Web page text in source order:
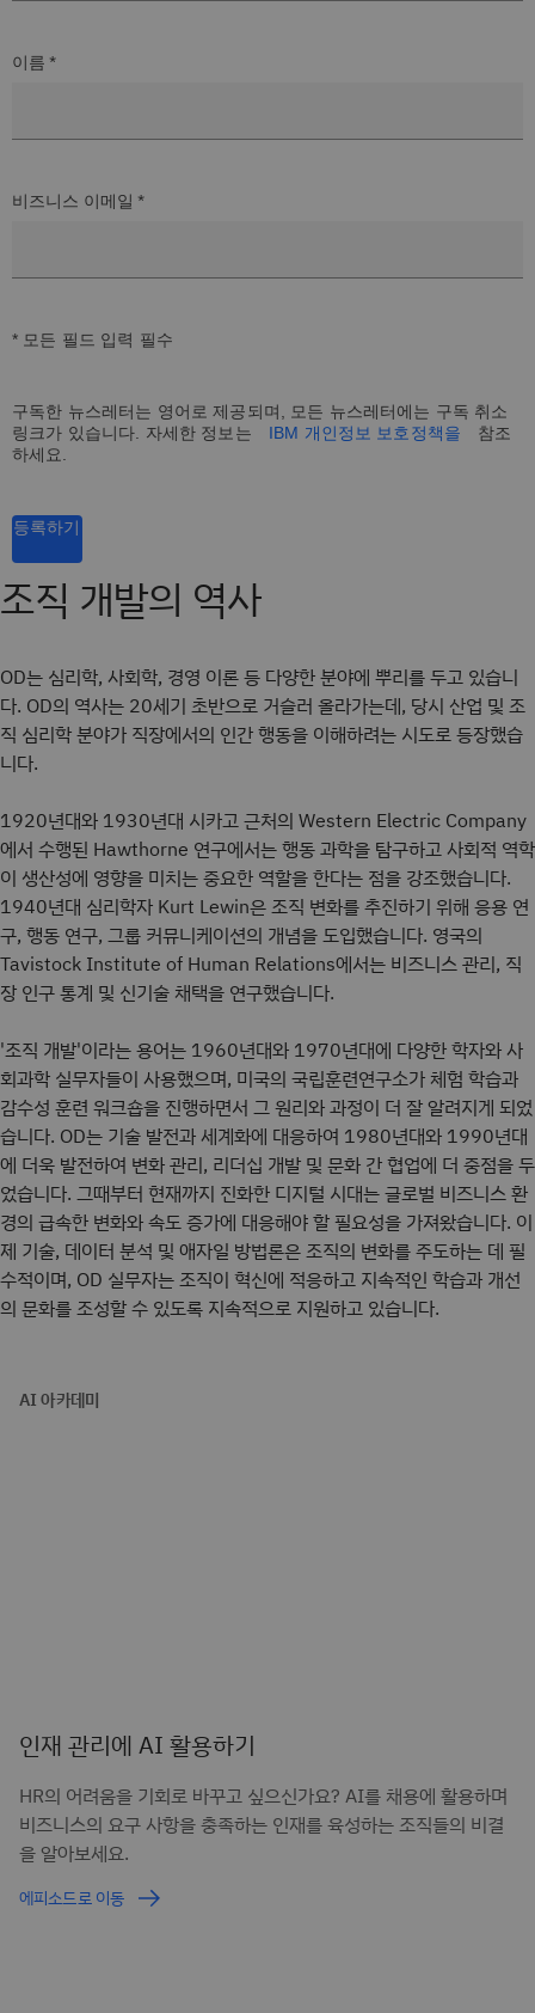
이름 *
비즈니스 이메일 *
* 모든 필드 입력 필수
구독한 뉴스레터는 영어로 제공되며, 모든 뉴스레터에는 구독 취소
링크가 있습니다. 자세한 정보는
IBM 개인정보 보호정책을
참조
하세요.
등록하기
조직 개발의 역사
OD는 심리학, 사회학, 경영 이론 등 다양한 분야에 뿌리를 두고 있습니
다. OD의 역사는 20세기 초반으로 거슬러 올라가는데, 당시 산업 및 조
직 심리학 분야가 직장에서의 인간 행동을 이해하려는 시도로 등장했습
니다.
1920년대와 1930년대 시카고 근처의 Western Electric Company
에서 수행된 Hawthorne 연구에서는 행동 과학을 탐구하고 사회적 역학
이 생산성에 영향을 미치는 중요한 역할을 한다는 점을 강조했습니다.
1940년대 심리학자 Kurt Lewin은 조직 변화를 추진하기 위해 응용 연
구, 행동 연구, 그룹 커뮤니케이션의 개념을 도입했습니다. 영국의
Tavistock Institute of Human Relations에서는 비즈니스 관리, 직
장 인구 통계 및 신기술 채택을 연구했습니다.
'조직 개발'이라는 용어는 1960년대와 1970년대에 다양한 학자와 사
회과학 실무자들이 사용했으며, 미국의 국립훈련연구소가 체험 학습과
감수성 훈련 워크숍을 진행하면서 그 원리와 과정이 더 잘 알려지게 되었
습니다. OD는 기술 발전과 세계화에 대응하여 1980년대와 1990년대
에 더욱 발전하여 변화 관리, 리더십 개발 및 문화 간 협업에 더 중점을 두
었습니다. 그때부터 현재까지 진화한 디지털 시대는 글로벌 비즈니스 환
경의 급속한 변화와 속도 증가에 대응해야 할 필요성을 가져왔습니다. 이
제 기술, 데이터 분석 및 애자일 방법론은 조직의 변화를 주도하는 데 필
수적이며, OD 실무자는 조직이 혁신에 적응하고 지속적인 학습과 개선
의 문화를 조성할 수 있도록 지속적으로 지원하고 있습니다.
AI 아카데미
인재 관리에 AI 활용하기
HR의 어려움을 기회로 바꾸고 싶으신가요? AI를 채용에 활용하며
비즈니스의 요구 사항을 충족하는 인재를 육성하는 조직들의 비결
을 알아보세요.
에피소드로 이동